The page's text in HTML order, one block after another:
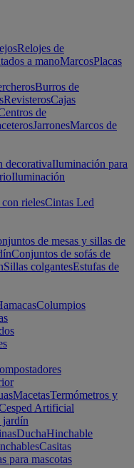
Relojes de
a manoMarcosPlacas
Burros de
RevisterosCajas
de
JarronesMarcos de
decorativaIluminación para
Iluminación
rielesCintas Led
de mesas y sillas de
Conjuntos de sofás de
Sillas colgantesEstufas de
Columpios
MacetasTermómetros y
Artificial
jardín
DuchaHinchable
Casitas
para mascotas